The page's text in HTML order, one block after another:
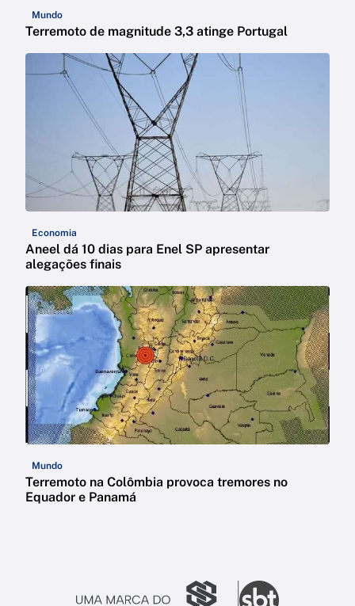
Mundo
Terremoto de magnitude 3,3 atinge Portugal
Economia
Aneel dá 10 dias para Enel SP apresentar
alegações finais
Mundo
Terremoto na Colômbia provoca tremores no
Equador e Panamá